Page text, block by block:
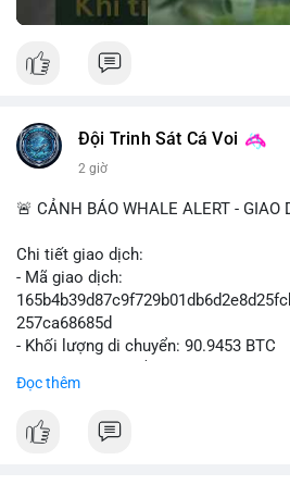
Đội Trinh Sát Cá Voi
2 giờ
🚨 CẢNH BÁO WHALE ALERT - GIAO
Chi tiết giao dịch:
- Mã giao dịch:
257ca68685d
- Khối lượng di chuyển: 90.9453 BTC
USD)
Đọc thêm